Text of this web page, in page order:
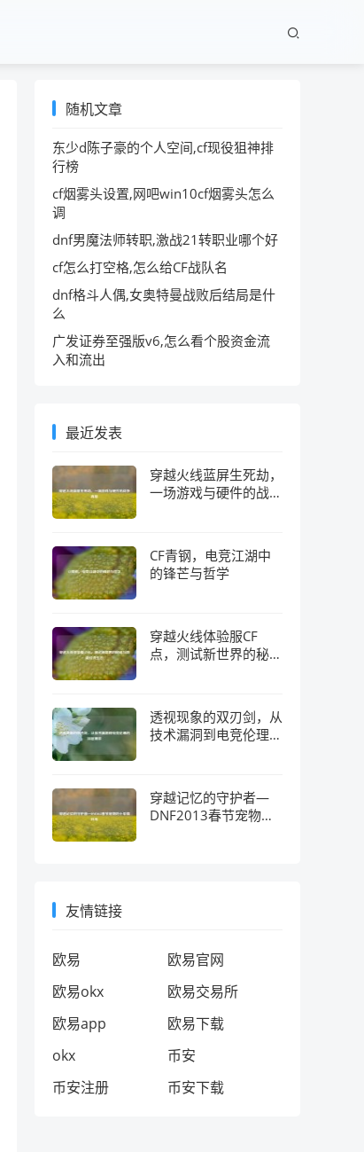
随机文章
东少d陈子豪的个人空间,cf现役狙神排
行榜
cf烟雾头设置,网吧win10cf烟雾头怎么
调
dnf男魔法师转职,激战21转职业哪个好
cf怎么打空格,怎么给CF战队名
dnf格斗人偶,女奥特曼战败后结局是什
么
广发证券至强版v6,怎么看个股资金流
入和流出
最近发表
穿越火线蓝屏生死劫，
一场游戏与硬件的战争
CF青钢，电竞江湖中
的锋芒与哲学
穿越火线体验服CF
点，测试新世界的秘钥
透视现象的双刃剑，从
技术漏洞到电竞伦理的
穿越记忆的守护者—
DNF2013春节宠物的
友情链接
欧易
欧易官网
欧易okx
欧易交易所
欧易app
欧易下载
okx
币安
币安注册
币安下载